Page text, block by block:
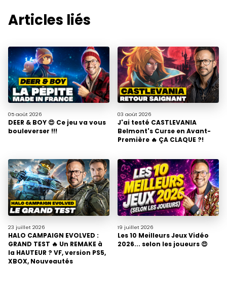
Articles liés
05 août 2026
DEER & BOY 😍 Ce jeu va vous
bouleverser !!!
03 août 2026
J'ai testé CASTLEVANIA
Belmont's Curse en Avant-
Première 🔥 ÇA CLAQUE ?!
23 juillet 2026
HALO CAMPAIGN EVOLVED :
GRAND TEST 🔥 Un REMAKE à
la HAUTEUR ? VF, version PS5,
XBOX, Nouveautés
19 juillet 2026
Les 10 Meilleurs Jeux Vidéo
2026... selon les joueurs 😍